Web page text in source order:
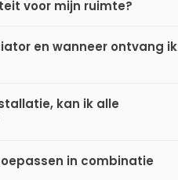
voor mijn ruimte?
en wanneer ontvang ik
kan ik alle
in combinatie